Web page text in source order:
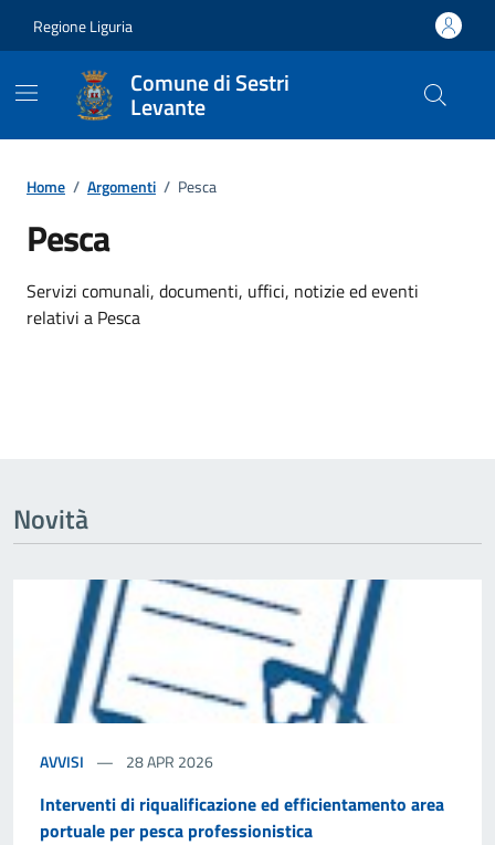
Regione Liguria
Comune di Sestri
Levante
Home / Argomenti / Pesca
Pesca
Dettagli dell'argomento
Servizi comunali, documenti, uffici, notizie ed eventi
relativi a Pesca
Novità
AVVISI 28 APR 2026
Interventi di riqualificazione ed efficientamento area
portuale per pesca professionistica